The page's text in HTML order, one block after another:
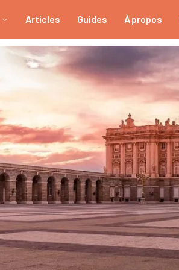
Articles Guides À propos